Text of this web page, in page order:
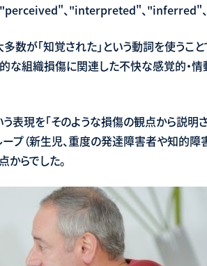
、"interpreted"、"inferred"
数が「知覚された」という動詞を使うこと
な組織損傷に関連した不快な感覚的・情
う表現を「そのような損傷の観点から説明
プ（新生児、重度の発達障害者や知的障
らでした。